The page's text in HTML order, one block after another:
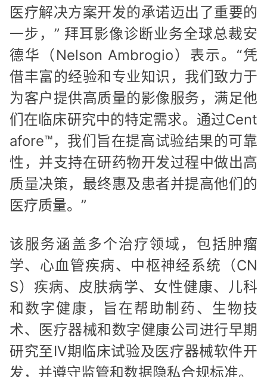
医疗解决方案开发的承诺迈出了重要的
一步，” 拜耳影像诊断业务全球总裁安
德华（Nelson Ambrogio）表示。“凭
借丰富的经验和专业知识，我们致力于
为客户提供高质量的影像服务，满足他
们在临床研究中的特定需求。通过Cent
afore™，我们旨在提高试验结果的可靠
性，并支持在研药物开发过程中做出高
质量决策，最终惠及患者并提高他们的
医疗质量。”
该服务涵盖多个治疗领域，包括肿瘤
学、心血管疾病、中枢神经系统（CN
S）疾病、皮肤病学、女性健康、儿科
和数字健康，旨在帮助制药、生物技
术、医疗器械和数字健康公司进行早期
研究至IV期临床试验及医疗器械软件开
发，并遵守监管和数据隐私合规标准。